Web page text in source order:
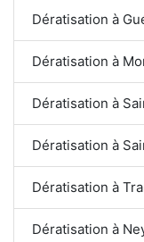
Dératisation à
Dératisation à
Dératisation à
Dératisation à
Dératisation à
Dératisation à